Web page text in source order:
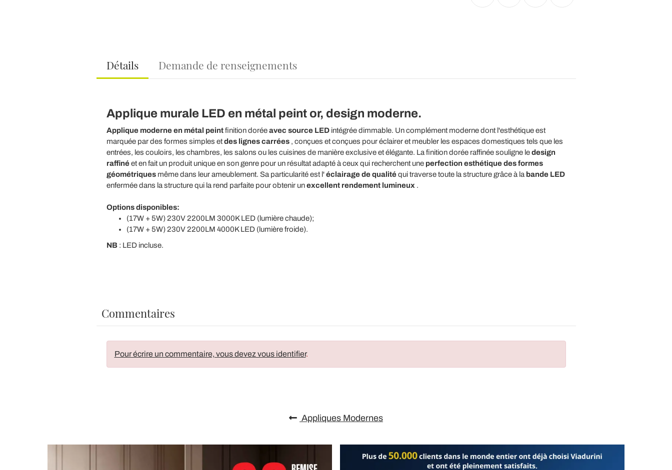
Détails Demande de renseignements
Applique murale LED en métal peint or, design moderne.
Applique moderne en métal peintfinition doréeavec source LEDintégrée dimmable. Un complément moderne dont l'esthétique est
marquée par des formes simples etdes lignes carrées, conçues et conçues pour éclairer et meubler les espaces domestiques tels que les
entrées, les couloirs, les chambres, les salons ou les cuisines de manière exclusive et élégante. La finition dorée raffinée souligne ledesign
raffinéet en fait un produit unique en son genre pour un résultat adapté à ceux qui recherchent une perfection esthétique des formes
géométriquesmême dans leur ameublement. Sa particularité est l'éclairage de qualitéqui traverse toute la structure grâce à la bande LED
enfermée dans la structure qui la rend parfaite pour obtenir unexcellent rendement lumineux .
Options disponibles:
(17W + 5W) 230V 2200LM 3000K LED (lumière chaude);
(17W + 5W) 230V 2200LM 4000K LED (lumière froide).
NB: LED incluse.
Commentaires
Pour écrire un commentaire, vous devez vous identifier.
Appliques Modernes